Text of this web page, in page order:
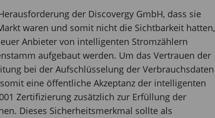
der Discovergy GmbH, dass sie
waren und somit nicht die Sichtbarkeit hatten,
Anbieter von intelligenten Stromzählern
aufgebaut werden. Um das Vertrauen der
bei der Aufschlüsselung der Verbrauchsdaten
eine öffentliche Akzeptanz der intelligenten
Zertifizierung zusätzlich zur Erfüllung der
Dieses Sicherheitsmerkmal sollte als